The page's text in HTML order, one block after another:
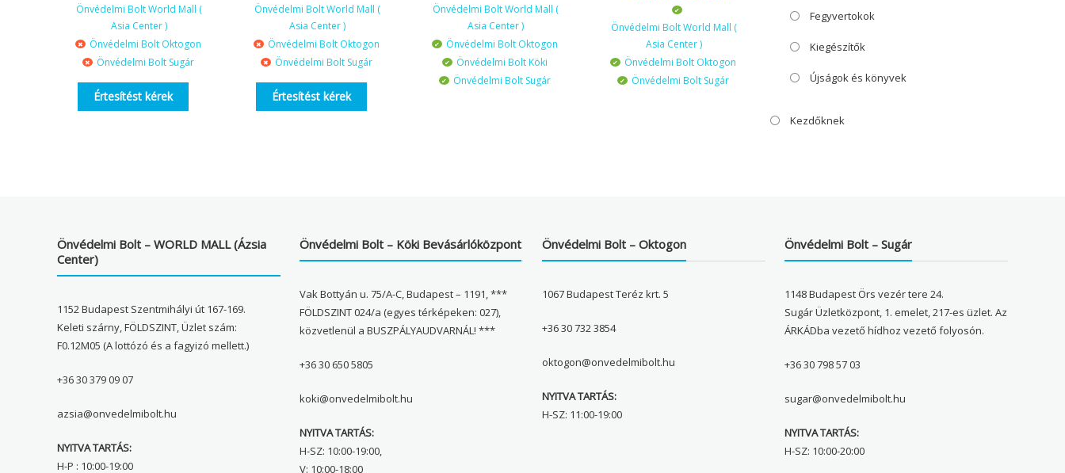
Önvédelmi Bolt World Mall (
Asia Center )
Önvédelmi Bolt Oktogon
Önvédelmi Bolt Sugár
Értesítést kérek
Önvédelmi Bolt World Mall (
Asia Center )
Önvédelmi Bolt Oktogon
Önvédelmi Bolt Sugár
Értesítést kérek
Önvédelmi Bolt World Mall (
Asia Center )
Önvédelmi Bolt Oktogon
Önvédelmi Bolt Köki
Önvédelmi Bolt Sugár
Önvédelmi Bolt World Mall (
Asia Center )
Önvédelmi Bolt Oktogon
Önvédelmi Bolt Sugár
Fegyvertokok
Kiegészítők
Újságok és könyvek
Kezdőknek
Önvédelmi Bolt – WORLD MALL (Ázsia
Center)
1152 Budapest Szentmihályi út 167-169.
Keleti szárny, FÖLDSZINT, Üzlet szám:
F0.12M05 (A lottózó és a fagyizó mellett.)
+36 30 379 09 07
azsia@onvedelmibolt.hu
NYITVA TARTÁS:
H-P : 10:00-19:00
Önvédelmi Bolt – Köki Bevásárlóközpont
Vak Bottyán u. 75/A-C, Budapest – 1191, ***
FÖLDSZINT 024/a (egyes térképeken: 027),
közvetlenül a BUSZPÁLYAUDVARNÁL! ***
+36 30 650 5805
koki@onvedelmibolt.hu
NYITVA TARTÁS:
H-SZ: 10:00-19:00,
V: 10:00-18:00
Önvédelmi Bolt – Oktogon
1067 Budapest Teréz krt. 5
+36 30 732 3854
oktogon@onvedelmibolt.hu
NYITVA TARTÁS:
H-SZ: 11:00-19:00
Önvédelmi Bolt – Sugár
1148 Budapest Örs vezér tere 24.
Sugár Üzletközpont, 1. emelet, 217-es üzlet. Az
ÁRKÁDba vezető hídhoz vezető folyosón.
+36 30 798 57 03
sugar@onvedelmibolt.hu
NYITVA TARTÁS:
H-SZ: 10:00-20:00